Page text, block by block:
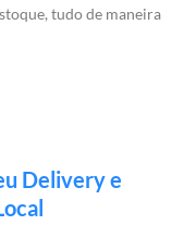
tudo de maneira
Delivery e